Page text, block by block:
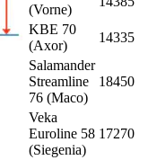
(Vorne)
KBE 70
(Axor)
14335
Salamander
Streamline
76 (Maco)
18450
Veka
Euroline 58
(Siegenia)
17270